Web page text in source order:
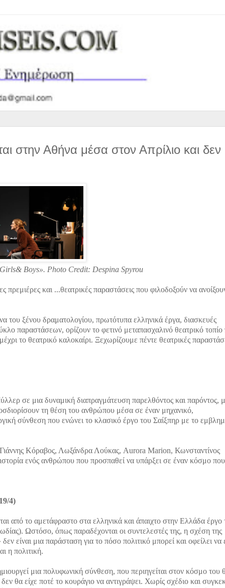
στην Αθήνα μέσα στον Απρίλιο και δεν
Boys». Photo Credit: Despina Spyrou
πρεμιέρες και ...θεατρικές παραστάσεις που φιλοδοξούν να
του ξένου δραματολογίου, πρωτότυπα ελληνικά έργα, διασκευές
παραστάσεων, ορίζουν το φετινό μεταπασχαλινό θεατρικό
το θεατρικό καλοκαίρι. Ξεχωρίζουμε πέντε θεατρικές
σε μια δυναμική διαπραγμάτευση παρελθόντος και παρόντος,
τη θέση του ανθρώπου μέσα σε έναν μηχανικό,
σύνθεση που ενώνει το κλασικό έργο του Σαίξπηρ με το
Κόραβος, Λωξάνδρα Λούκας, Aurora Marion, Κωνσταντίνος
ενός ανθρώπου που προσπαθεί να υπάρξει σε έναν κόσμο που
4)
από το αμετάφραστο στα ελληνικά και άπαιχτο στην Ελλάδα έργο
Ωστόσο, όπως παραδέχονται οι συντελεστές της, η σχέση της
είναι μια παράσταση για το πόσο πολιτικό μπορεί και οφείλει να
η πολιτική.
μια πολυφωνική σύνθεση, που περιηγείται στον κόσμο του
θα είχε ποτέ το κουράγιο να αντιγράψει. Χωρίς σχέδιο και